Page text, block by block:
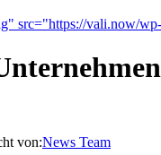
src="https://vali.now/
von:News Team